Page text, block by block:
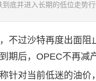
底并进入长期的低位走势
过沙特再度出面阻
期后，OPEC不再减
对当前低迷的油价